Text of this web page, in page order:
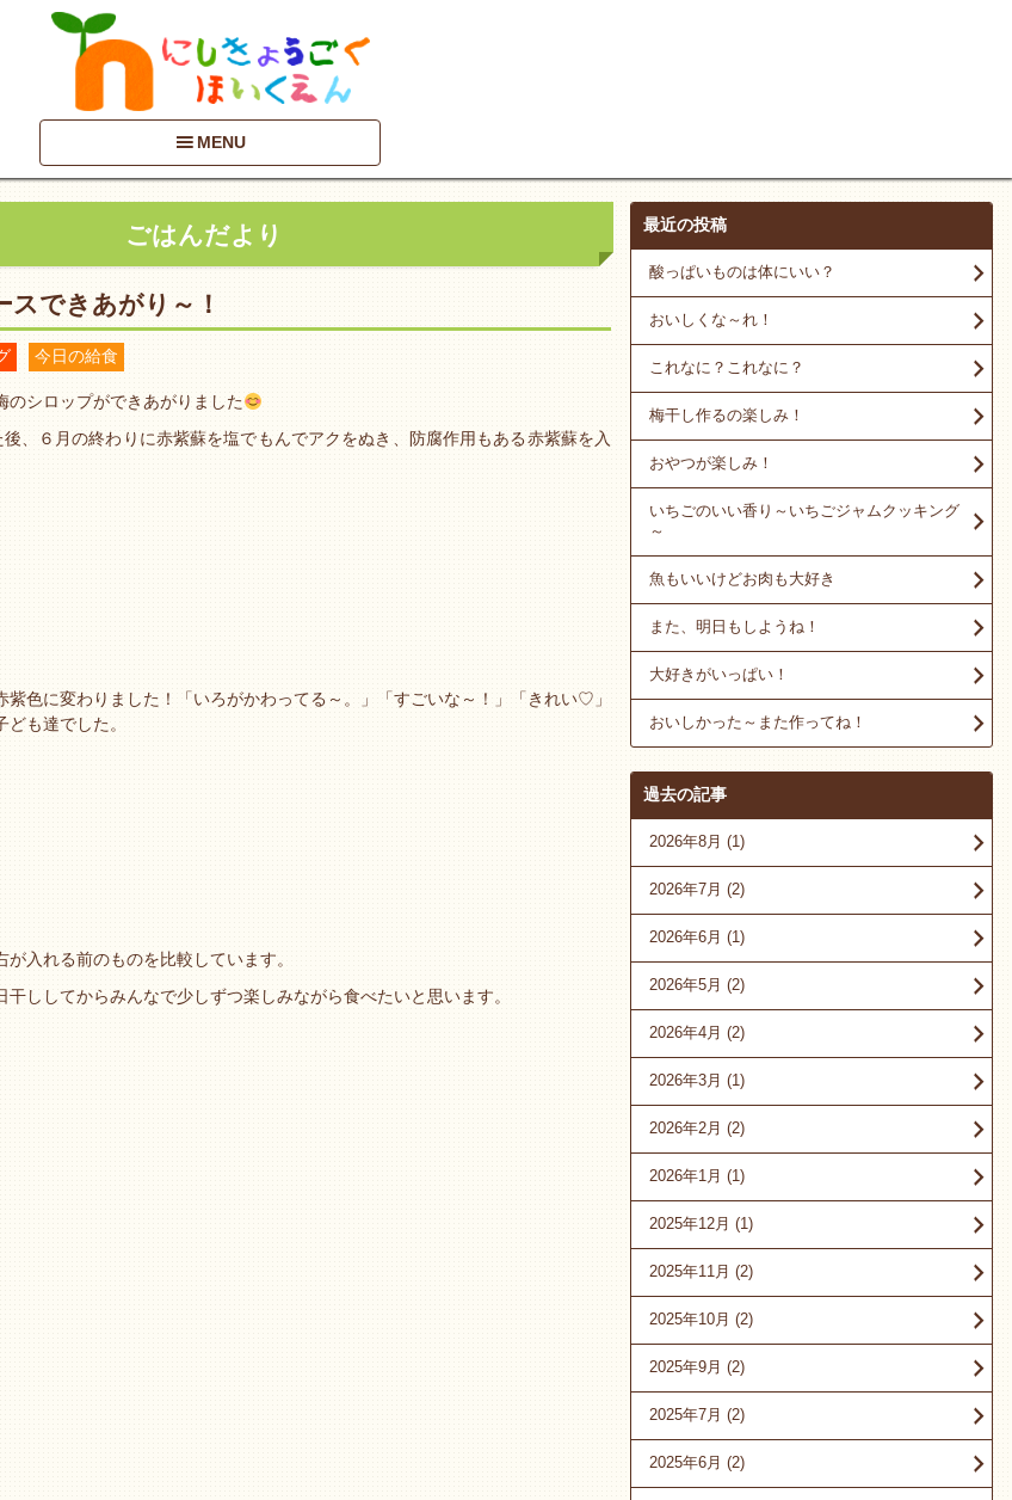
MENU
ごはんだより
スできあがり～！
今日の給食
シロップができあがりました
、６月の終わりに赤紫蘇を塩でもんでアクをぬき、防腐作用もある赤紫蘇を入
紫色に変わりました！「いろがかわってる～。」「すごいな～！」「きれい♡」
も達でした。
入れる前のものを比較しています。
ししてからみんなで少しずつ楽しみながら食べたいと思います。
最近の投稿
酸っぱいものは体にいい？
おいしくな～れ！
これなに？これなに？
梅干し作るの楽しみ！
おやつが楽しみ！
いちごのいい香り～いちごジャムクッキング
～
魚もいいけどお肉も大好き
また、明日もしようね！
大好きがいっぱい！
おいしかった～また作ってね！
過去の記事
2026年8月 (1)
2026年7月 (2)
2026年6月 (1)
2026年5月 (2)
2026年4月 (2)
2026年3月 (1)
2026年2月 (2)
2026年1月 (1)
2025年12月 (1)
2025年11月 (2)
2025年10月 (2)
2025年9月 (2)
2025年7月 (2)
2025年6月 (2)